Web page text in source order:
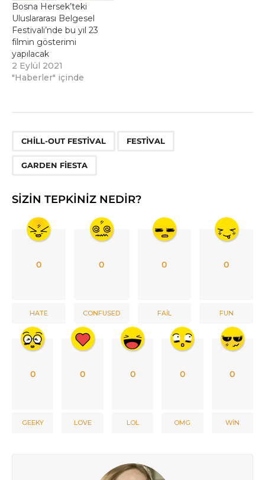
Bosna Hersek’teki
Uluslararası Belgesel
Festivali’nde bu yıl 23
filmin gösterimi
yapılacak
2 Eylül 2021
"Haberler" içinde
CHILL-OUT FESTIVAL FESTIVAL
GARDEN FIESTA
SIZIN TEPKINIZ NEDIR?
0
HATE
0
CONFUSED
0
FAIL
0
FUN
0
GEEKY
0
LOVE
0
LOL
0
OMG
0
WIN